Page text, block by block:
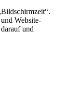
Website-
und